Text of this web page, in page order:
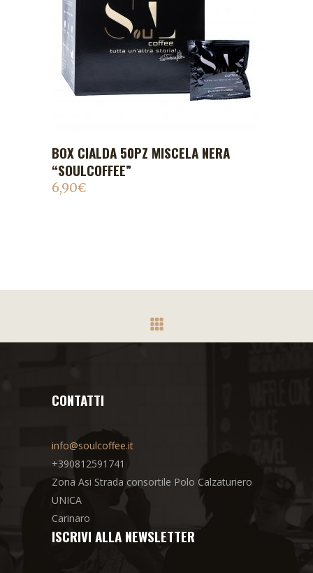
ADD TO CART
BOX CIALDA 50PZ MISCELA NERA
“SOULCOFFEE”
6,90€
CONTATTI
info@soulcoffee.it
+390812591741
Zona Asi Strada consortile Polo Calzaturiero
UNICA
Carinaro
ISCRIVI ALLA NEWSLETTER